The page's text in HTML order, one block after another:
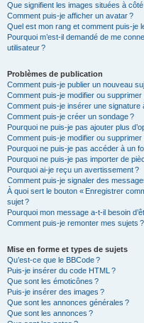
Que signifient les images situées à côté
Comment puis-je afficher un avatar ?
Quel est mon rang et comment puis-je
Pourquoi m’est-il demandé de me
utilisateur ?
Problèmes de publication
Comment puis-je publier un nouveau
Comment puis-je modifier ou
Comment puis-je insérer une signature
Comment puis-je créer un sondage ?
Pourquoi ne puis-je pas ajouter plus
Comment puis-je modifier ou supprimer
Pourquoi ne puis-je pas accéder à un
Pourquoi ne puis-je pas importer de
Pourquoi ai-je reçu un avertissement ?
Comment puis-je signaler des
À quoi sert le bouton « Enregistrer
sujet ?
Pourquoi mon message a-t-il besoin
Comment puis-je remonter mes sujets ?
Mise en forme et types de sujets
Qu’est-ce que le BBCode ?
Puis-je insérer du code HTML ?
Que sont les émoticônes ?
Puis-je insérer des images ?
Que sont les annonces générales ?
Que sont les annonces ?